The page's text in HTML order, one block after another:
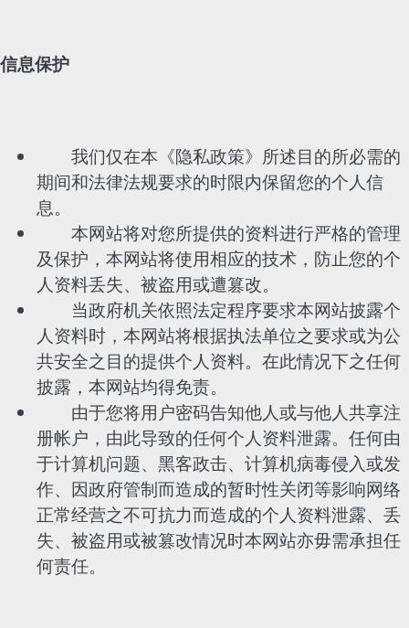
信息保护
我们仅在本《隐私政策》所述目的所必需的
期间和法律法规要求的时限内保留您的个人信
息。
本网站将对您所提供的资料进行严格的管理
及保护，本网站将使用相应的技术，防止您的个
人资料丢失、被盗用或遭篡改。
当政府机关依照法定程序要求本网站披露个
人资料时，本网站将根据执法单位之要求或为公
共安全之目的提供个人资料。在此情况下之任何
披露，本网站均得免责。
由于您将用户密码告知他人或与他人共享注
册帐户，由此导致的任何个人资料泄露。任何由
于计算机问题、黑客政击、计算机病毒侵入或发
作、因政府管制而造成的暂时性关闭等影响网络
正常经营之不可抗力而造成的个人资料泄露、丢
失、被盗用或被篡改情况时本网站亦毋需承担任
何责任。